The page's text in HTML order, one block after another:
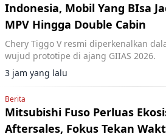
Indonesia, Mobil Yang BIsa
MPV Hingga Double Cabin
Chery Tiggo V resmi diperkenalkan
wujud prototipe di ajang GIIAS 2026.
3 jam yang lalu
Berita
Mitsubishi Fuso Perluas
Aftersales, Fokus Tekan